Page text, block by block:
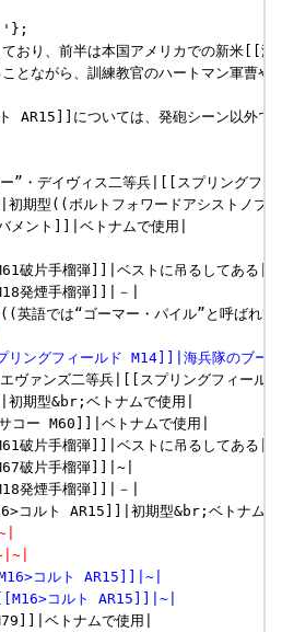
''};
おり、前半は本国アメリカでの新米[[
とながら、訓練教官のハートマン軍曹
AR15]]については、発砲シーン以外で
ー”・デイヴィス二等兵|[[スプリングフ
型((ボルトフォワードアシストノブ
メント]]|ベトナムで使用|
破片手榴弾]]|ベストに吊るしてある|
発煙手榴弾]]|－|
リングフィールド M14]]|海兵隊のブー
エヴァンズ二等兵|[[スプリングフィー
期型&br;ベトナムで使用|
コー M60]]|ベトナムで使用|
破片手榴弾]]|ベストに吊るしてある|
破片手榴弾]]|~|
発煙手榴弾]]|－|
コルト AR15]]|~|
コルト AR15]]|~|
ベトナムで使用|